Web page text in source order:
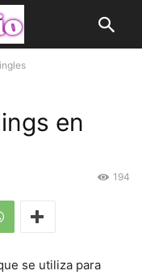
en
194
se utiliza para